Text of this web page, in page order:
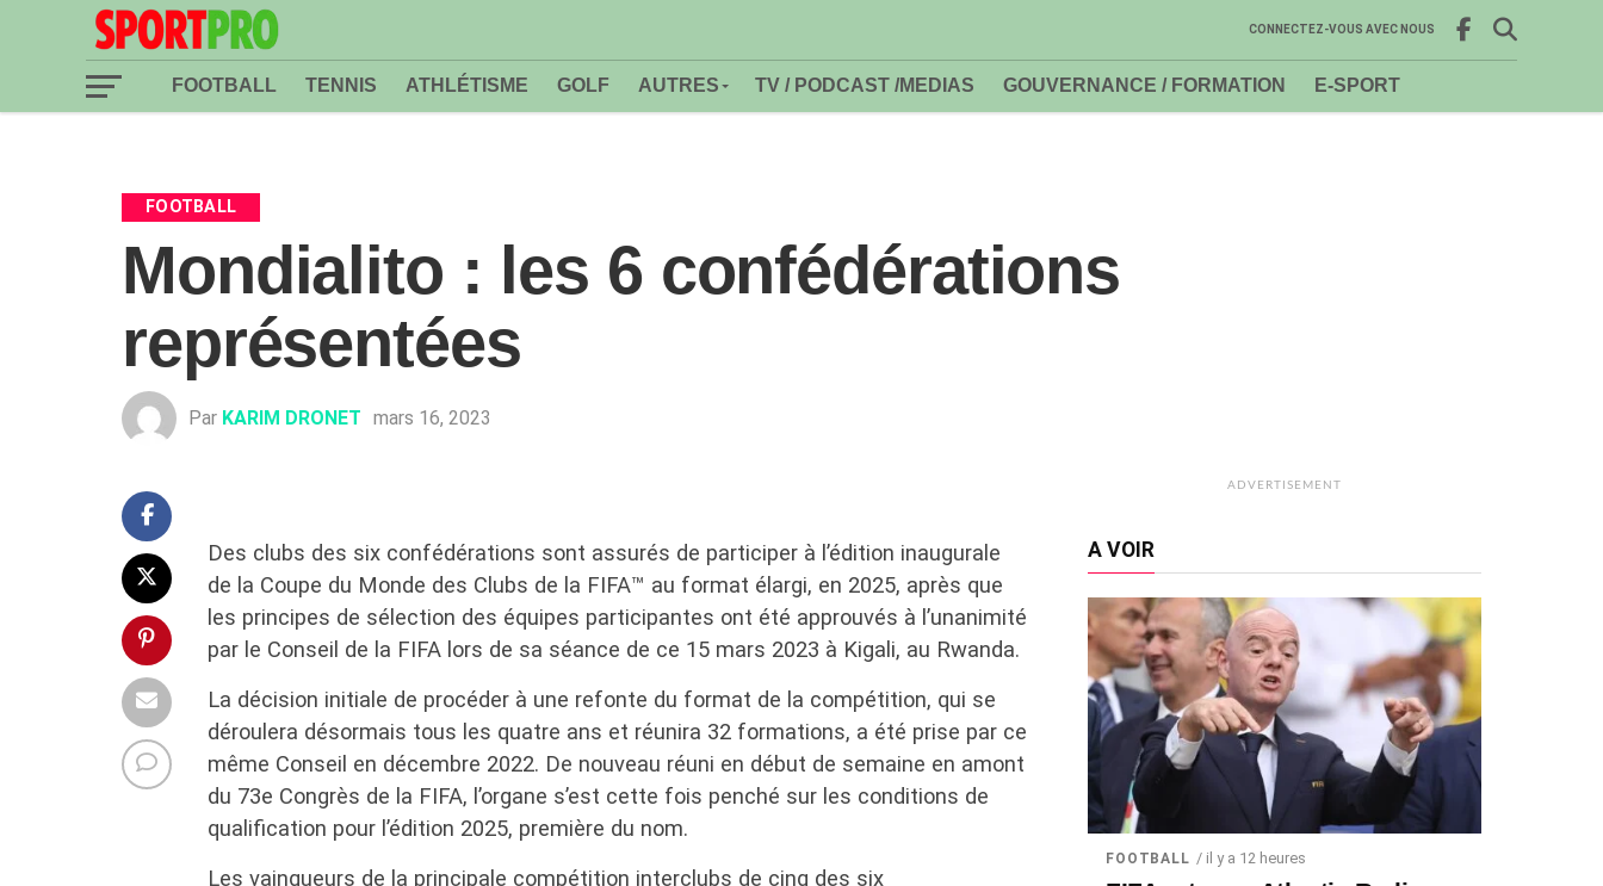
CONNECTEZ-VOUS AVEC NOUS
FOOTBALL TENNIS ATHLÉTISME GOLF AUTRES TV / PODCAST /MEDIAS GOUVERNANCE / FORMATION E-SPORT
FOOTBALL
Mondialito : les 6 confédérations
représentées
Par KARIM DRONET mars 16, 2023
Des clubs des six confédérations sont assurés de participer à l’édition inaugurale
de la Coupe du Monde des Clubs de la FIFA™ au format élargi, en 2025, après que
les principes de sélection des équipes participantes ont été approuvés à l’unanimité
par le Conseil de la FIFA lors de sa séance de ce 15 mars 2023 à Kigali, au Rwanda.
La décision initiale de procéder à une refonte du format de la compétition, qui se
déroulera désormais tous les quatre ans et réunira 32 formations, a été prise par ce
même Conseil en décembre 2022. De nouveau réuni en début de semaine en amont
du 73e Congrès de la FIFA, l’organe s’est cette fois penché sur les conditions de
qualification pour l’édition 2025, première du nom.
Les vainqueurs de la principale compétition interclubs de cinq des six
ADVERTISEMENT
A VOIR
FOOTBALL / il y a 12 heures